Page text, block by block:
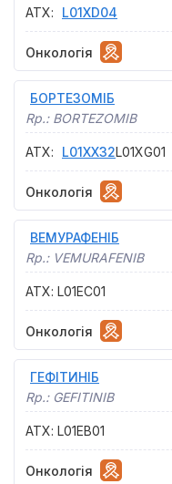
АТХ: L01XD04
Онкологія
БОРТЕЗОМІБ
Rp.: BORTEZOMIB
АТХ: L01XX32L01XG01
Онкологія
ВЕМУРАФЕНІБ
Rp.: VEMURAFENIB
АТХ: L01EC01
Онкологія
ГЕФІТИНІБ
Rp.: GEFITINIB
АТХ: L01EB01
Онкологія